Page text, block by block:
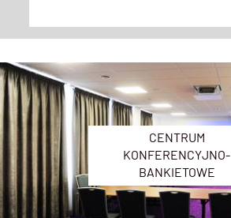
CENTRUM
KONFERENCYJNO-
BANKIETOWE